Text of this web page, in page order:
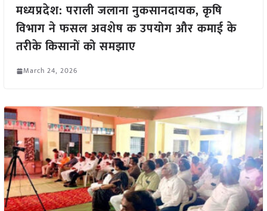
मध्यप्रदेश: पराली जलाना नुकसानदायक, कृषि
विभाग ने फसल अवशेष क उपयोग और कमाई के
तरीके किसानों को समझाए
March 24, 2026